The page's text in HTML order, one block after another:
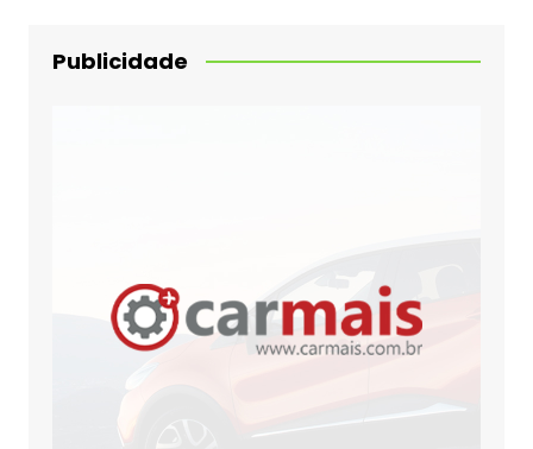
Publicidade